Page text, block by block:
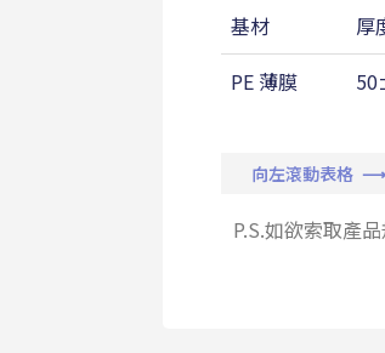
基材 厚
PE 薄膜
向左滾動表格 ⟶
P.S.如欲索取產